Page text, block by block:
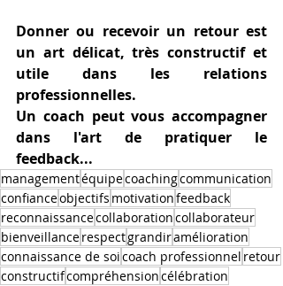
Donner ou recevoir un retour est
un art délicat, très constructif et
utile dans les relations
professionnelles.
Un coach peut vous accompagner
dans l'art de pratiquer le
feedback...
managementéquipecoachingcommunication
confianceobjectifs motivationfeedback
reconnaissancecollaborationcollaborateur
bienveillancerespectgrandiramélioration
connaissance de soicoach professionnel retour
constructifcompréhensioncélébration